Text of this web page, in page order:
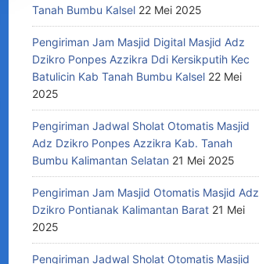
Tanah Bumbu Kalsel 22 Mei 2025
Pengiriman Jam Masjid Digital Masjid Adz
Dzikro Ponpes Azzikra Ddi Kersikputih Kec
Batulicin Kab Tanah Bumbu Kalsel 22 Mei
2025
Pengiriman Jadwal Sholat Otomatis Masjid
Adz Dzikro Ponpes Azzikra Kab. Tanah
Bumbu Kalimantan Selatan 21 Mei 2025
Pengiriman Jam Masjid Otomatis Masjid Adz
Dzikro Pontianak Kalimantan Barat 21 Mei
2025
Pengiriman Jadwal Sholat Otomatis Masjid